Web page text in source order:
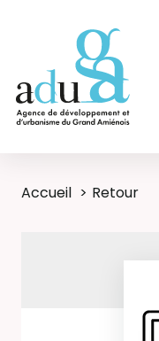
Accueil Retour